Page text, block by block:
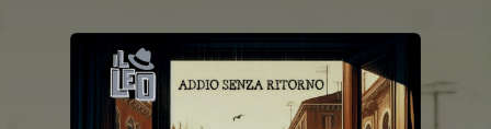
You're all set!